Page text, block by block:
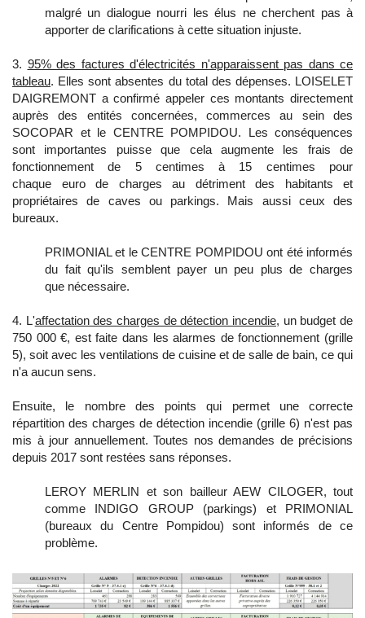
malgré un dialogue nourri les élus ne cherchent pas à
apporter de clarifications à cette situation injuste.
3. 95% des factures d'électricités n'apparaissent pas dans ce
tableau. Elles sont absentes du total des dépenses. LOISELET
DAIGREMONT a confirmé appeler ces montants directement
auprès des entités concernées, commerces au sein des
SOCOPAR et le CENTRE POMPIDOU. Les conséquences
sont importantes puisse que cela augmente les frais de
fonctionnement de 5 centimes à 15 centimes pour
chaque euro de charges au détriment des habitants et
propriétaires de caves ou parkings. Mais aussi ceux des
bureaux.
PRIMONIAL et le CENTRE POMPIDOU ont été informés
du fait qu'ils semblent payer un peu plus de charges
que nécessaire.
4. L'affectation des charges de détection incendie, un budget de
750 000 €, est faite dans les alarmes de fonctionnement (grille
5), soit avec les ventilations de cuisine et de salle de bain, ce qui
n'a aucun sens.
Ensuite, le nombre des points qui permet une correcte
répartition des charges de détection incendie (grille 6) n'est pas
mis à jour annuellement. Toutes nos demandes de précisions
depuis 2017 sont restées sans réponses.
LEROY MERLIN et son bailleur AEW CILOGER, tout
comme INDIGO GROUP (parkings) et PRIMONIAL
(bureaux du Centre Pompidou) sont informés de ce
problème.